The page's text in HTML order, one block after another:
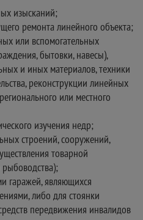
изысканий;
ремонта линейного объекта;
или вспомогательных
бытовки, навесы),
и иных материалов, техники
реконструкции линейных
или местного
изучения недр;
строений, сооружений,
товарной
рыбоводства);
гаражей, являющихся
либо для стоянки
передвижения инвалидов